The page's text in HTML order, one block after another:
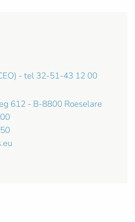
- tel 32-51-43 12 00
612 - B-8800 Roeselare